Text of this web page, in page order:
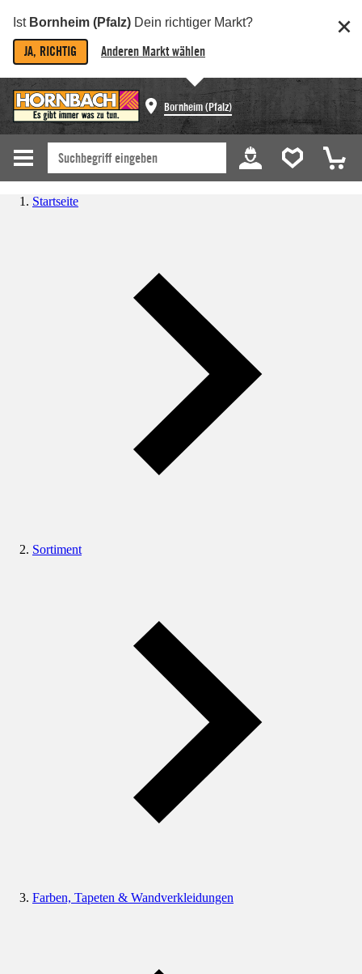
Ist Bornheim (Pfalz) Dein richtiger Markt?
JA, RICHTIG Anderen Markt wählen
Bornheim (Pfalz)
Startseite
Sortiment
Farben, Tapeten & Wandverkleidungen